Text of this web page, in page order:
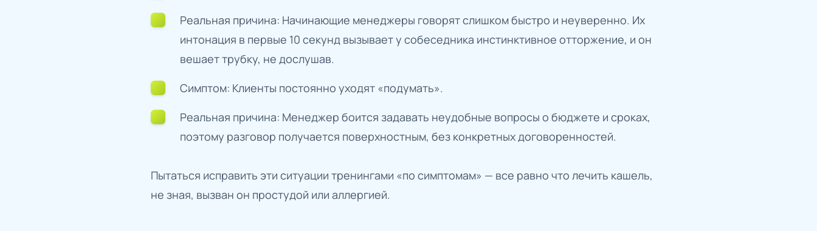
Реальная причина: Начинающие менеджеры говорят слишком быстро и неуверенно. Их
интонация в первые 10 секунд вызывает у собеседника инстинктивное отторжение, и он
вешает трубку, не дослушав.
Симптом: Клиенты постоянно уходят «подумать».
Реальная причина: Менеджер боится задавать неудобные вопросы о бюджете и сроках,
поэтому разговор получается поверхностным, без конкретных договоренностей.
Пытаться исправить эти ситуации тренингами «по симптомам» — все равно что лечить кашель,
не зная, вызван он простудой или аллергией.